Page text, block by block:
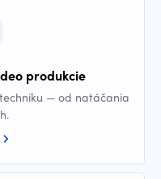
produkcie
— od natáčania